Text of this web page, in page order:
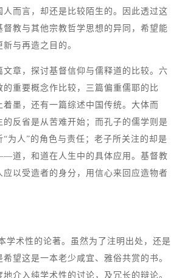
人而言，却还是比较陌生的。因此透过这
督教与其他宗教哲学思想的异同，希望能
与再造之目的。
文章，探讨基督信仰与儒释道的比较。六
的重要概念作比较，三篇偏重儒耶的比
着墨，还有一篇综述中国传统。大体而
的反省是从苦难开始；而孔子的儒学则是
为人”的角色与责任；老子所关注的却是
道，和道在人生中的具体应用。基督教
应以受造者的身分，用信心来回应造物者
学术性的论著。虽然为了注明出处，还是
望这是一本老少咸宜、雅俗共赏的书。
地介入纯学术性的讨论，及冗长的辩论。